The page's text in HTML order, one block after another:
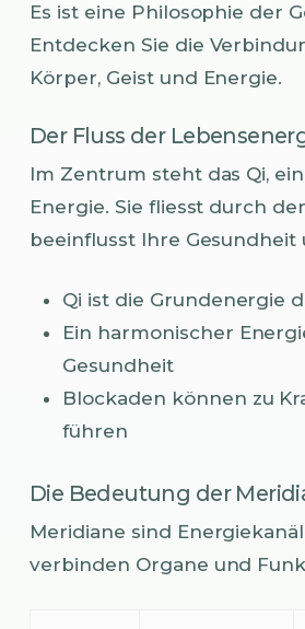
Es ist eine Philosophie der
Entdecken Sie die
Körper, Geist und Energie.
Der Fluss der
Im Zentrum steht das Qi,
Energie. Sie fliesst durch
beeinflusst Ihre Gesundheit
Qi ist die Grundenergie
Ein harmonischer
Gesundheit
Blockaden können zu
führen
Die Bedeutung der
Meridiane sind
verbinden Organe und